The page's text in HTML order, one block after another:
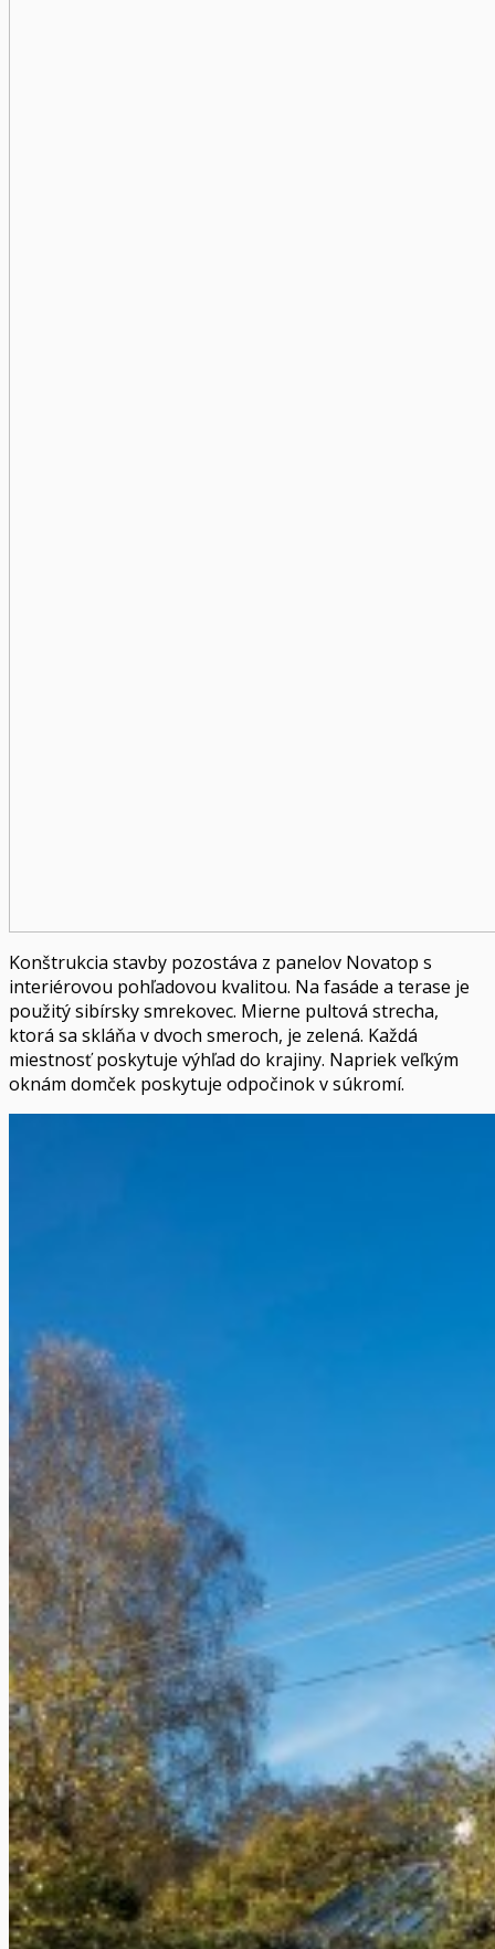
Konštrukcia stavby pozostáva z panelov Novatop s
interiérovou pohľadovou kvalitou. Na fasáde a terase je
použitý sibírsky smrekovec. Mierne pultová strecha,
ktorá sa skláňa v dvoch smeroch, je zelená. Každá
miestnosť poskytuje výhľad do krajiny. Napriek veľkým
oknám domček poskytuje odpočinok v súkromí.